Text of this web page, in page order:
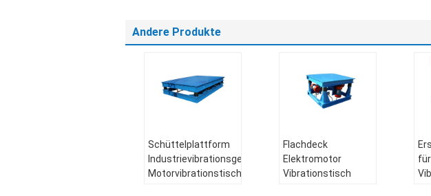
Andere Produkte
Schüttelplattform
Industrievibrationsgeräte
Motorvibrationstisch
Flachdeck
Elektromotor
Vibrationstisch